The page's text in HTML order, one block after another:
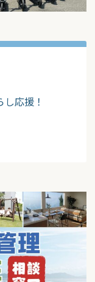
応援！